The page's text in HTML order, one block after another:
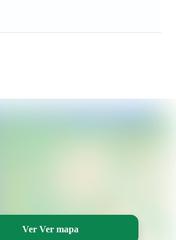
Ver Ver mapa